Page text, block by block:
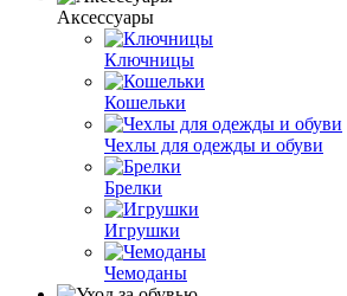
Аксессуары
Ключницы
Кошельки
Чехлы для одежды и обуви
Брелки
Игрушки
Чемоданы